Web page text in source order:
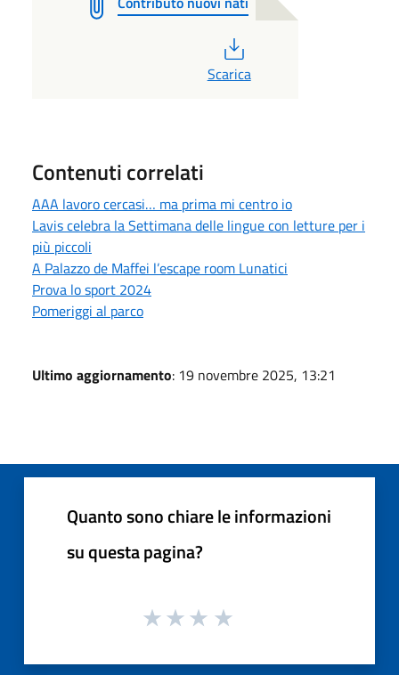
Scarica
Contenuti correlati
AAA lavoro cercasi… ma prima mi centro io
Lavis celebra la Settimana delle lingue con letture per i
più piccoli
A Palazzo de Maffei l’escape room Lunatici
Prova lo sport 2024
Pomeriggi al parco
Ultimo aggiornamento: 19 novembre 2025, 13:21
Quanto sono chiare le informazioni
su questa pagina?